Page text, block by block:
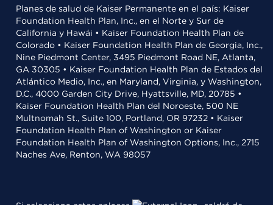
Planes de salud de Kaiser Permanente en el país: Kaiser
Foundation Health Plan, Inc., en el Norte y Sur de
California y Hawái • Kaiser Foundation Health Plan de
Colorado • Kaiser Foundation Health Plan de Georgia, Inc.,
Nine Piedmont Center, 3495 Piedmont Road NE, Atlanta,
GA 30305 • Kaiser Foundation Health Plan de Estados del
Atlántico Medio, Inc., en Maryland, Virginia, y Washington,
D.C., 4000 Garden City Drive, Hyattsville, MD, 20785 •
Kaiser Foundation Health Plan del Noroeste, 500 NE
Multnomah St., Suite 100, Portland, OR 97232 • Kaiser
Foundation Health Plan of Washington or Kaiser
Foundation Health Plan of Washington Options, Inc., 2715
Naches Ave, Renton, WA 98057